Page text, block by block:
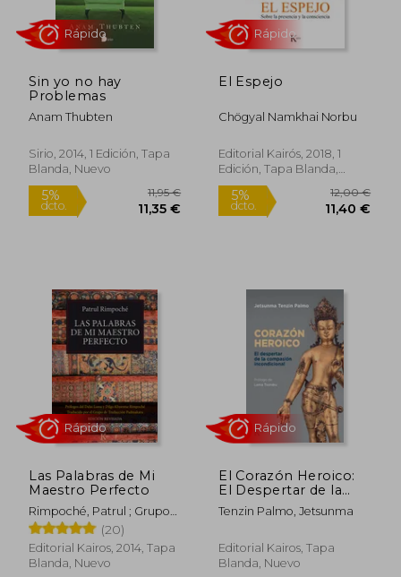
5% 5%
5%
27,79 €
5%
dcto.
Sin yo no hay
Problemas
Anam Thubten
Sirio, 2014, 1 Edición, Tapa
Blanda, Nuevo
El Espejo
Chögyal Namkhai Norbu
Editorial Kairós, 2018, 1
Edición, Tapa Blanda,
Nuevo
Las Palabras de Mi
Maestro Perfecto
Rimpoché, Patrul ; Grupo
Kadmakara (20)
Editorial Kairos, 2014, Tapa
Blanda, Nuevo
El Corazón Heroico:
El Despertar de la
Compasión
Incondicional
Tenzin Palmo, Jetsunma
Editorial Kairos, Tapa
Blanda, Nuevo